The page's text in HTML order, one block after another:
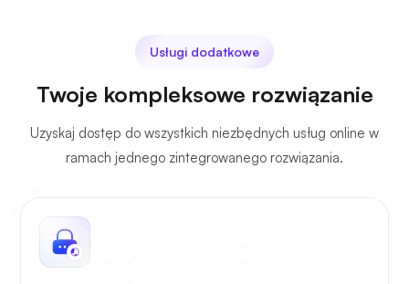
Usługi dodatkowe
Twoje kompleksowe rozwiązanie
Uzyskaj dostęp do wszystkich niezbędnych usług online w
ramach jednego zintegrowanego rozwiązania.